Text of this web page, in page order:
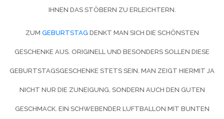
IHNEN DAS STÖBERN ZU ERLEICHTERN.
ZUM GEBURTSTAG DENKT MAN SICH DIE SCHÖNSTEN
GESCHENKE AUS. ORIGINELL UND BESONDERS SOLLEN DIESE
GEBURTSTAGSGESCHENKE STETS SEIN. MAN ZEIGT HIERMIT JA
NICHT NUR DIE ZUNEIGUNG, SONDERN AUCH DEN GUTEN
GESCHMACK. EIN SCHWEBENDER LUFTBALLON MIT BUNTEN